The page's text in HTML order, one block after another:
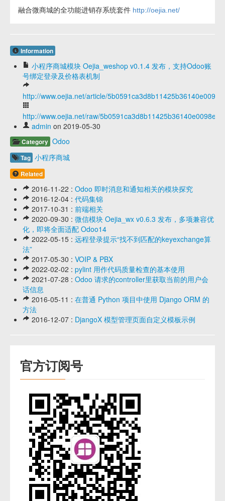
融合微商城的全功能进销存系统套件 http://oejia.net/
Information
小程序商城模块 Oejia_weshop v0.1.4 发布，支持Odoo账
号绑定登录及价格表机制
http://www.oejia.net/article/
http://www.oejia.net/raw/
admin on 2019-05-30
Category Odoo
Tag 小程序商城
Related
2016-11-22 : Odoo 即时消息和通知相关的模块探究
2016-12-04 : 代码集锦
2017-10-31 : 前端相关
2020-09-30 : 微信模块 Oejia_wx v0.6.3 发布，多项兼容优
化，即将全面适配 Odoo14
2022-05-15 : 远程登录提示“找不到匹配的keyexchange算
法”
2017-05-30 : VOIP & PBX
2022-02-02 : pylint 用作代码质量检查的基本使用
2021-07-28 : Odoo 请求的controller里获取当前的用户会
话信息
2016-05-11 : 在普通 Python 项目中使用 Django ORM 的
方法
2016-12-07 : DjangoX 模型管理页面自定义模板示例
官方订阅号